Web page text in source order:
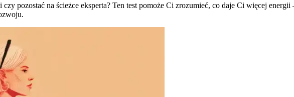
pozostać na ścieżce eksperta? Ten test pomoże Ci zrozumieć, co daje Ci więcej energii